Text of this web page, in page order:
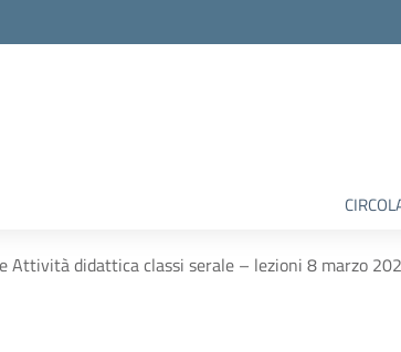
Attività didattica classi serale – lezioni 8 marzo